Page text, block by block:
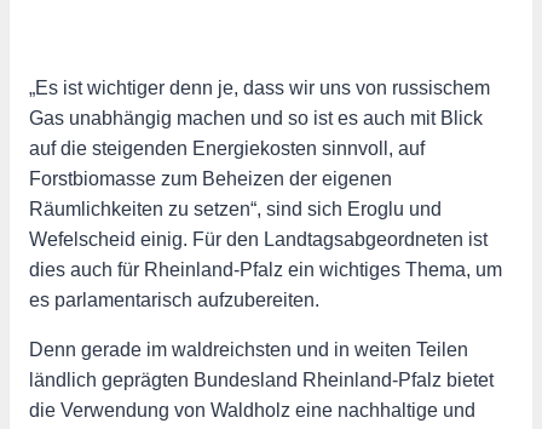
„Es ist wichtiger denn je, dass wir uns von russischem
Gas unabhängig machen und so ist es auch mit Blick
auf die steigenden Energiekosten sinnvoll, auf
Forstbiomasse zum Beheizen der eigenen
Räumlichkeiten zu setzen“, sind sich Eroglu und
Wefelscheid einig. Für den Landtagsabgeordneten ist
dies auch für Rheinland-Pfalz ein wichtiges Thema, um
es parlamentarisch aufzubereiten.
Denn gerade im waldreichsten und in weiten Teilen
ländlich geprägten Bundesland Rheinland-Pfalz bietet
die Verwendung von Waldholz eine nachhaltige und